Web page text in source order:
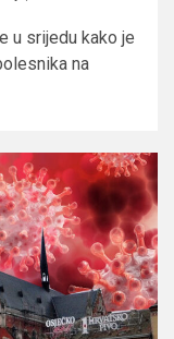
u srijedu kako je
na